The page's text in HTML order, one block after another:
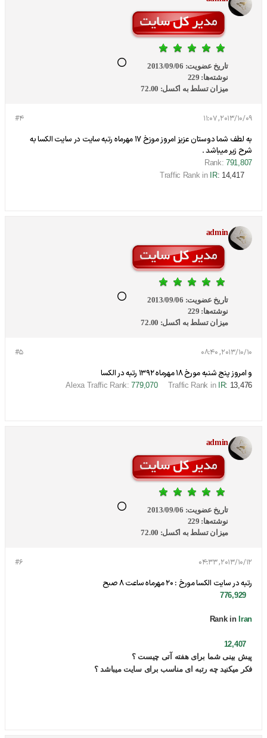
تاریخ عضویت: 2013/09/06
نوشته‌ها: 229
میزان تسلط به اکسل: 72.00
#4 2013/10/09, 11:07
به لطف شما دوستان عزیز امروز موزخ 17 مهرماه رتبه سایت در سایت الکسا به
شرح زیر میباشد .
Rank: 791,807
Traffic Rank in IR: 14,417
admin
تاریخ عضویت: 2013/09/06
نوشته‌ها: 229
میزان تسلط به اکسل: 72.00
#5 2013/10/10, 08:40
و امروز پنج شنبه مورخ 18 مهرماه 1392 رتبه در الکسا
Alexa Traffic Rank: 779,070 Traffic Rank in IR: 13,476
admin
تاریخ عضویت: 2013/09/06
نوشته‌ها: 229
میزان تسلط به اکسل: 72.00
#6 2013/10/12, 04:33
رتبه در سایت الکسا مورخ : 20 مهرماه ساعت 8 صبح
776,929
Rank in Iran
12,407
پیش بینی شما برای هفته آتی چیست ؟
فکر میکنید چه رتبه ای مناسب برای سایت میباشد ؟